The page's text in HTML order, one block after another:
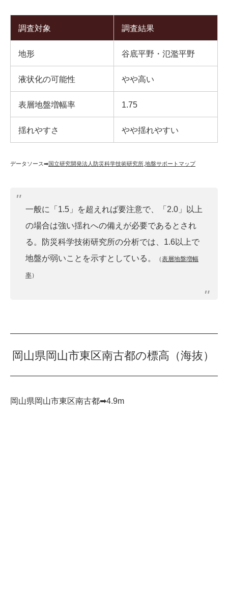
調査対象 調査結果
地形 谷底平野・氾濫平野
液状化の可能性 やや高い
表層地盤増幅率 1.75
揺れやすさ やや揺れやすい
データソース➡︎国立研究開発法人防災科学技術研究所 地盤サポートマップ
一般に「1.5」を超えれば要注意で、「2.0」以上
の場合は強い揺れへの備えが必要であるとされ
る。防災科学技術研究所の分析では、1.6以上で
地盤が弱いことを示すとしている。
（表層地盤増幅
率）
岡山県岡山市東区南古都の標高（海抜）
岡山県岡山市東区南古都➡︎4.9m